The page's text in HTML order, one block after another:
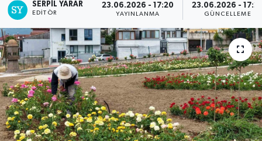
SERPİL YARAR
EDITÖR
23.06.2026 - 17:20
YAYINLANMA
23.06.2026 -
GÜNCELLEME